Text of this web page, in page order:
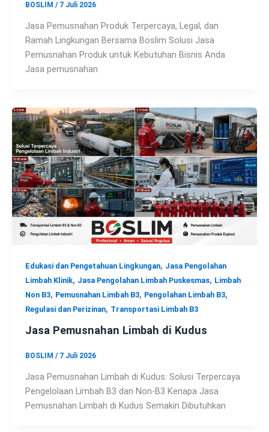
BOSLIM / 7 Juli 2026
Jasa Pemusnahan Produk Terpercaya, Legal, dan
Ramah Lingkungan Bersama Boslim Solusi Jasa
Pemusnahan Produk untuk Kebutuhan Bisnis Anda
Jasa pemusnahan
Edukasi dan Pengetahuan Lingkungan, Jasa Pengolahan
Limbah Klinik, Jasa Pengolahan Limbah Puskesmas, Limbah
Non B3, Pemusnahan Limbah B3, Pengolahan Limbah B3,
Regulasi dan Perizinan, Transportasi Limbah B3
Jasa Pemusnahan Limbah di Kudus
BOSLIM / 7 Juli 2026
Jasa Pemusnahan Limbah di Kudus: Solusi Terpercaya
Pengelolaan Limbah B3 dan Non-B3 Kenapa Jasa
Pemusnahan Limbah di Kudus Semakin Dibutuhkan